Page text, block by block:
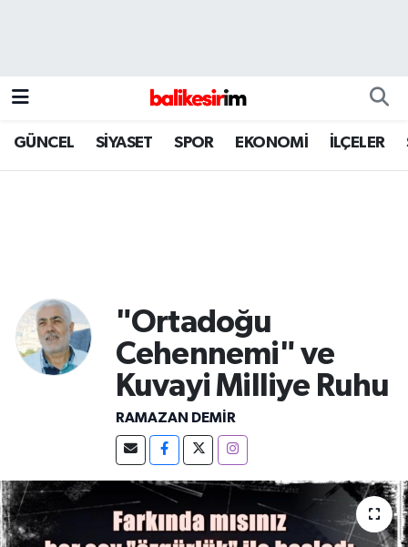
GÜNCEL SİYASET SPOR EKONOMİ İLÇELER
"Ortadoğu
Cehennemi" ve
Kuvayi Milliye Ruhu
RAMAZAN DEMİR